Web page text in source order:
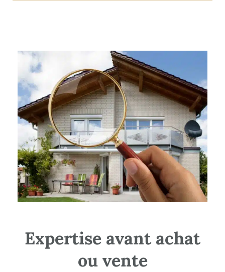
Expertise avant achat
ou vente